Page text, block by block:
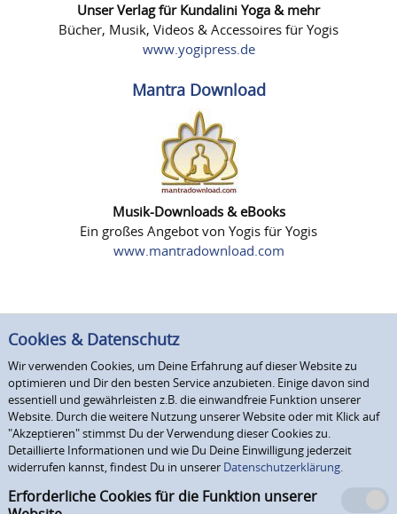
Unser Verlag für Kundalini Yoga & mehr
Bücher, Musik, Videos & Accessoires für Yogis
www.yogipress.de
Mantra Download
Musik-Downloads & eBooks
Ein großes Angebot von Yogis für Yogis
www.mantradownload.com
Cookies & Datenschutz
Wir verwenden Cookies, um Deine Erfahrung auf dieser Website zu
optimieren und Dir den besten Service anzubieten. Einige davon sind
essentiell und gewährleisten z.B. die einwandfreie Funktion unserer
Website. Durch die weitere Nutzung unserer Website oder mit Klick auf
"Akzeptieren" stimmst Du der Verwendung dieser Cookies zu.
Detaillierte Informationen und wie Du Deine Einwilligung jederzeit
widerrufen kannst, findest Du in unserer Datenschutzerklärung.
Erforderliche Cookies für die Funktion unserer